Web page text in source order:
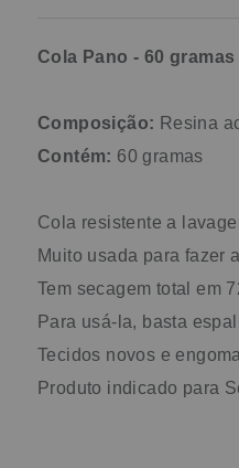
Cola Pano - 60
Composição: Resina
Contém: 60 gramas
Cola resistente a
Muito usada para fazer
Tem secagem total em
Para usá-la, basta
Tecidos novos e
Produto indicado para